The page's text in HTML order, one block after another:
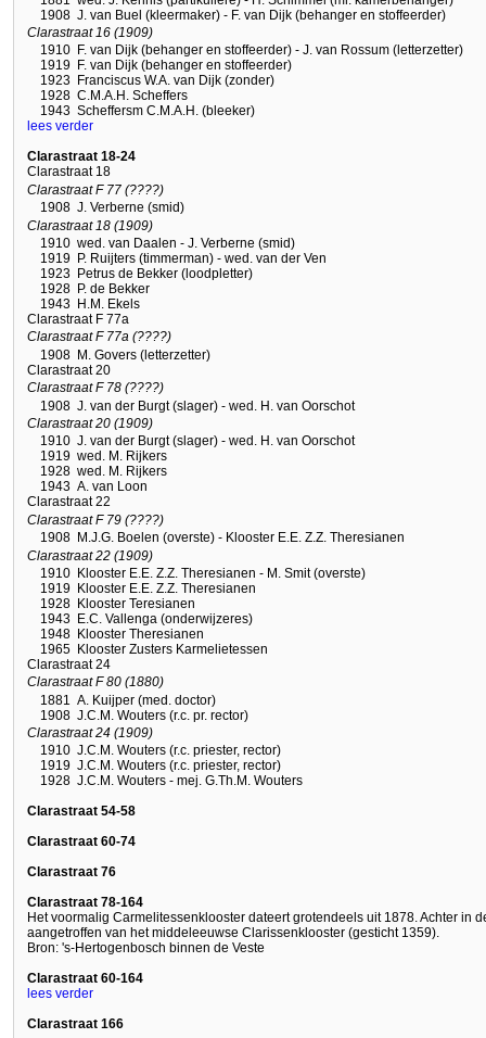
1908 J. van Buel (kleermaker) - F. van Dijk (behanger en stoffeerder)
Clarastraat 16 (1909)
1910 F. van Dijk (behanger en stoffeerder) - J. van Rossum (letterzetter)
1919 F. van Dijk (behanger en stoffeerder)
1923 Franciscus W.A. van Dijk (zonder)
1928 C.M.A.H. Scheffers
1943 Scheffersm C.M.A.H. (bleeker)
lees verder
Clarastraat 18-24
Clarastraat 18
Clarastraat F 77 (????)
1908 J. Verberne (smid)
Clarastraat 18 (1909)
1910 wed. van Daalen - J. Verberne (smid)
1919 P. Ruijters (timmerman) - wed. van der Ven
1923 Petrus de Bekker (loodpletter)
1928 P. de Bekker
1943 H.M. Ekels
Clarastraat F 77a
Clarastraat F 77a (????)
1908 M. Govers (letterzetter)
Clarastraat 20
Clarastraat F 78 (????)
1908 J. van der Burgt (slager) - wed. H. van Oorschot
Clarastraat 20 (1909)
1910 J. van der Burgt (slager) - wed. H. van Oorschot
1919 wed. M. Rijkers
1928 wed. M. Rijkers
1943 A. van Loon
Clarastraat 22
Clarastraat F 79 (????)
1908 M.J.G. Boelen (overste) - Klooster E.E. Z.Z. Theresianen
Clarastraat 22 (1909)
1910 Klooster E.E. Z.Z. Theresianen - M. Smit (overste)
1919 Klooster E.E. Z.Z. Theresianen
1928 Klooster Teresianen
1943 E.C. Vallenga (onderwijzeres)
1948 Klooster Theresianen
1965 Klooster Zusters Karmelietessen
Clarastraat 24
Clarastraat F 80 (1880)
1881
A. Kuijper (med. doctor)
1908 J.C.M. Wouters (r.c. pr. rector)
Clarastraat 24 (1909)
1910 J.C.M. Wouters (r.c. priester, rector)
1919 J.C.M. Wouters (r.c. priester, rector)
1928 J.C.M. Wouters - mej. G.Th.M. Wouters
Clarastraat 54-58
Clarastraat 60-74
Clarastraat 76
Clarastraat 78-164
Het voormalig Carmelitessenklooster dateert grotendeels uit 1878. Achter in
aangetroffen van het middeleeuwse Clarissenklooster (gesticht 1359).
Bron: 's-Hertogenbosch binnen de Veste
Clarastraat 60-164
lees verder
Clarastraat 166